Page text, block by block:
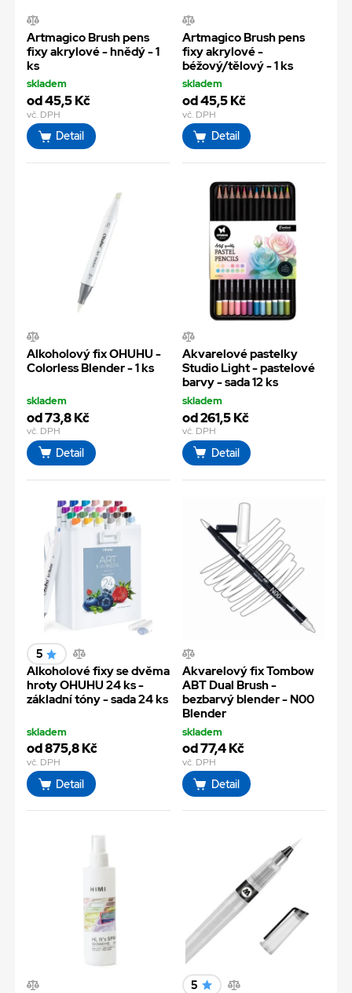
Artmagico Brush pens
fixy akrylové - hnědý - 1
ks
skladem
od 45,5 Kč
vč. DPH
Detail
Artmagico Brush pens
fixy akrylové -
béžový/tělový - 1 ks
skladem
od 45,5 Kč
vč. DPH
Detail
Alkoholový fix OHUHU -
Colorless Blender - 1 ks
skladem
od 73,8 Kč
vč. DPH
Detail
Akvarelové pastelky
Studio Light - pastelové
barvy - sada 12 ks
skladem
od 261,5 Kč
vč. DPH
Detail
5
Alkoholové fixy se dvěma
hroty OHUHU 24 ks -
základní tóny - sada 24 ks
skladem
od 875,8 Kč
vč. DPH
Detail
Akvarelový fix Tombow
ABT Dual Brush -
bezbarvý blender - N00
Blender
skladem
od 77,4 Kč
vč. DPH
Detail
5